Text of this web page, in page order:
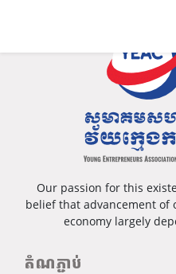
Our passion for this
belief that advancement of
economy largely
តំណភ្ជាប់